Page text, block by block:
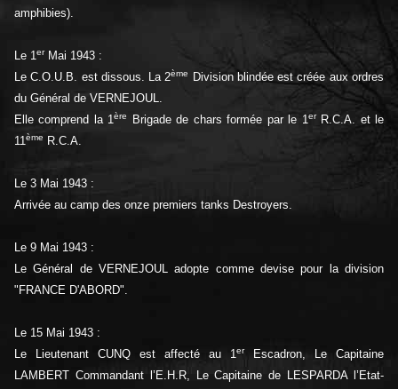
amphibies).
Le 1erMai 1943 :
Le C.O.U.B. est dissous. La 2ème
Division blindée est créée aux ordres
du Général de VERNEJOUL.
Elle comprend la 1ère Brigade de chars formée par le 1erR.C.A. et le
11ème R.C.A.
Le 3 Mai 1943 :
Arrivée au camp des onze premiers tanks Destroyers.
Le 9 Mai 1943 :
Le Général de VERNEJOUL adopte comme devise pour la division
"FRANCE D'ABORD".
Le 15 Mai 1943 :
Le Lieutenant CUNQ est affecté au 1erEscadron, Le Capitaine
LAMBERT Commandant l’E.H.R, Le Capitaine de LESPARDA l’Etat-